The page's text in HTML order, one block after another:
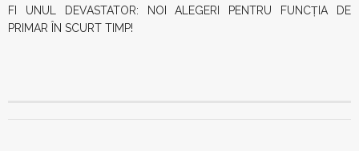
FI UNUL DEVASTATOR: NOI ALEGERI PENTRU FUNCŢIA DE
PRIMAR ÎN SCURT TIMP!